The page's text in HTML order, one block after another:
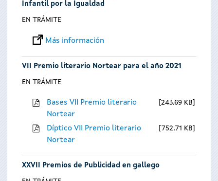
Infantil por la Igualdad
EN TRÁMITE
Más información
VII Premio literario Nortear para el año 2021
EN TRÁMITE
Bases VII Premio literario
Nortear
243.69 KB
Díptico VII Premio literario
Nortear
752.71 KB
XXVII Premios de Publicidad en gallego